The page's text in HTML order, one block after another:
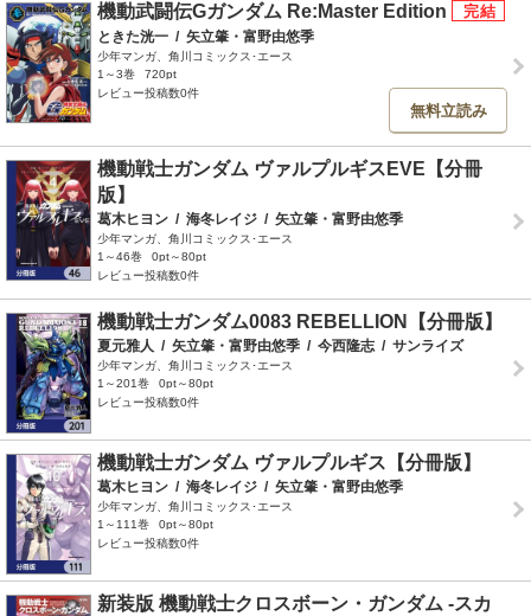
機動武闘伝Gガンダム Re:Master Edition
ときた洸一 / 矢立肇・富野由悠季
少年マンガ、角川コミックス･エース
1～3巻
720pt
レビュー投稿数0件
無料立読み
機動戦士ガンダム ヴァルプルギスEVE【分冊
版】
葛木ヒヨン / 海冬レイジ / 矢立肇・富野由悠季
少年マンガ、角川コミックス･エース
1～46巻
0pt～80pt
レビュー投稿数0件
機動戦士ガンダム0083 REBELLION【分冊版】
夏元雅人 / 矢立肇・富野由悠季 / 今西隆志 / サンライズ
少年マンガ、角川コミックス･エース
1～201巻
0pt～80pt
レビュー投稿数0件
機動戦士ガンダム ヴァルプルギス【分冊版】
葛木ヒヨン / 海冬レイジ / 矢立肇・富野由悠季
少年マンガ、角川コミックス･エース
1～111巻
0pt～80pt
レビュー投稿数0件
新装版 機動戦士クロスボーン・ガンダム ‐スカ